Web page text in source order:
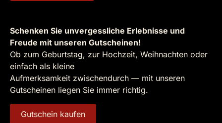
Schenken Sie unvergessliche Erlebnisse und
Freude mit unseren Gutscheinen!
Ob zum Geburtstag, zur Hochzeit, Weihnachten oder
einfach als kleine
Aufmerksamkeit zwischendurch — mit unseren
Gutscheinen liegen Sie immer richtig.
Gutschein kaufen